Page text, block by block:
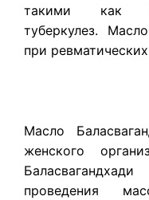
такими как
туберкулез.
при
Масло
женского
проведения